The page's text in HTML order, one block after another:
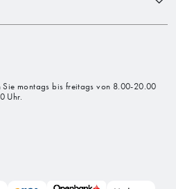
Sie montags bis freitags von 8.00-20.00
Uhr.